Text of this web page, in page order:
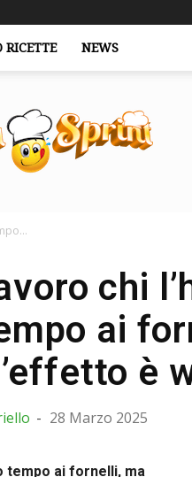
RICETTE NEWS
chi
ai
è
- 28 Marzo 2025
tempo ai fornelli, ma